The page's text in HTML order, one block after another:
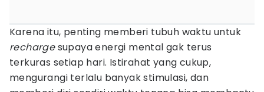
Karena itu, penting memberi tubuh waktu untuk
rechargesupaya energi mental gak terus
terkuras setiap hari. Istirahat yang cukup,
mengurangi terlalu banyak stimulasi, dan